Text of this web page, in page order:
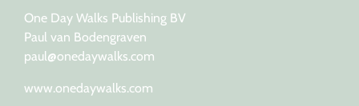
One Day Walks Publishing BV
Paul van Bodengraven
paul@onedaywalks.com
www.onedaywalks.com